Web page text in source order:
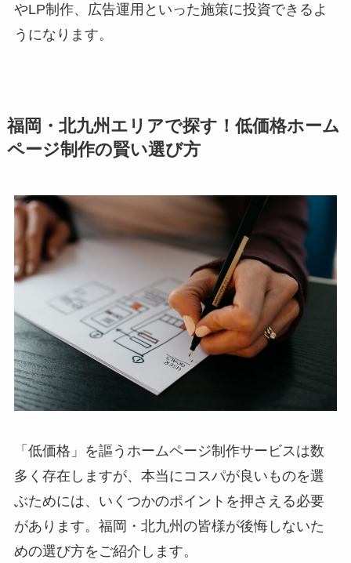
やLP制作、広告運用といった施策に投資できるよ
うになります。
福岡・北九州エリアで探す！低価格ホーム
ページ制作の賢い選び方
「低価格」を謳うホームページ制作サービスは数
多く存在しますが、本当にコスパが良いものを選
ぶためには、いくつかのポイントを押さえる必要
があります。福岡・北九州の皆様が後悔しないた
めの選び方をご紹介します。